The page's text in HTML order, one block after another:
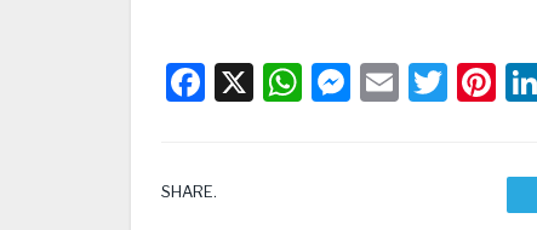
Facebook
X WhatsApp
Email
SHARE.